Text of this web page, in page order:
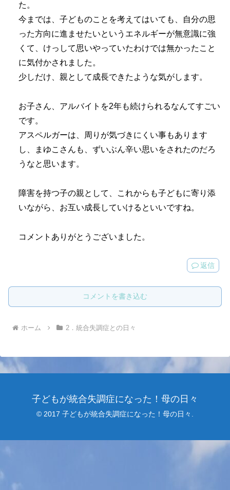
た。
今までは、子どものことを考えてはいても、自分の思
った方向に進ませたいというエネルギーが無意識に強
くて、けっして思いやっていたわけでは無かったこと
に気付かされました。
少しだけ、親として成長できたような気がします。
お子さん、アルバイトを2年も続けられるなんてすごい
です。
アスペルガーは、周りが気づきにくい事もあります
し、まゆこさんも、ずいぶん辛い思いをされたのだろ
うなと思います。
障害を持つ子の親として、これからも子どもに寄り添
いながら、お互い成長していけるといいですね。
コメントありがとうございました。
返信
コメントを書き込む
ホーム 2．統合失調症との日々
子どもが統合失調症になった！母の日々
© 2017 子どもが統合失調症になった！母の日々.